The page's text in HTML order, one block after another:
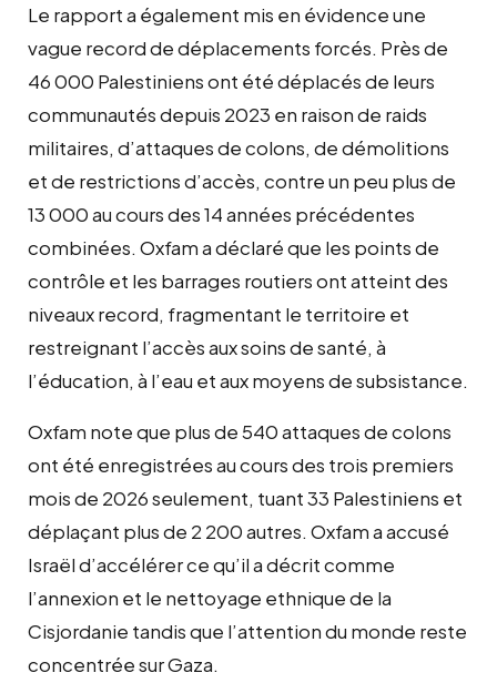
Le rapport a également mis en évidence une
vague record de déplacements forcés. Près de
46 000 Palestiniens ont été déplacés de leurs
communautés depuis 2023 en raison de raids
militaires, d’attaques de colons, de démolitions
et de restrictions d’accès, contre un peu plus de
13 000 au cours des 14 années précédentes
combinées. Oxfam a déclaré que les points de
contrôle et les barrages routiers ont atteint des
niveaux record, fragmentant le territoire et
restreignant l’accès aux soins de santé, à
l’éducation, à l’eau et aux moyens de subsistance.
Oxfam note que plus de 540 attaques de colons
ont été enregistrées au cours des trois premiers
mois de 2026 seulement, tuant 33 Palestiniens et
déplaçant plus de 2 200 autres. Oxfam a accusé
Israël d’accélérer ce qu’il a décrit comme
l’annexion et le nettoyage ethnique de la
Cisjordanie tandis que l’attention du monde reste
concentrée sur Gaza.